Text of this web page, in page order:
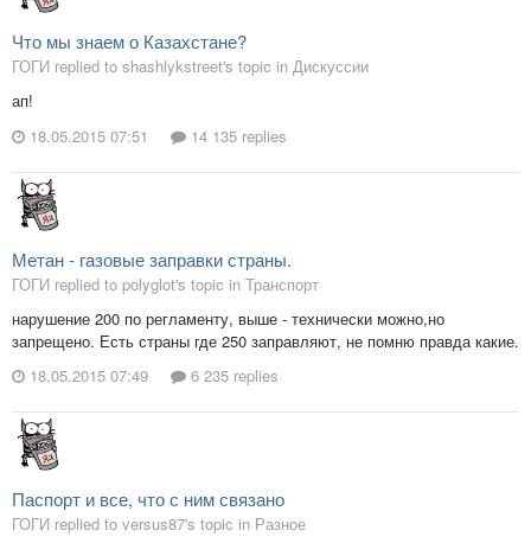
Что мы знаем о Казахстане?
ГОГИ replied to shashlykstreet's topic in Дискуссии
ап!
18.05.2015 07:51
14 135 replies
Метан - газовые заправки страны.
ГОГИ replied to polyglot's topic in Транспорт
нарушение 200 по регламенту, выше - технически можно,но
запрещено. Есть страны где 250 заправляют, не помню правда какие.
18.05.2015 07:49
6 235 replies
Паспорт и все, что с ним связано
ГОГИ replied to versus87's topic in Разное